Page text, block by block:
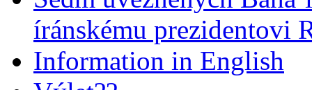
íránskému prezidentovi
Information in English